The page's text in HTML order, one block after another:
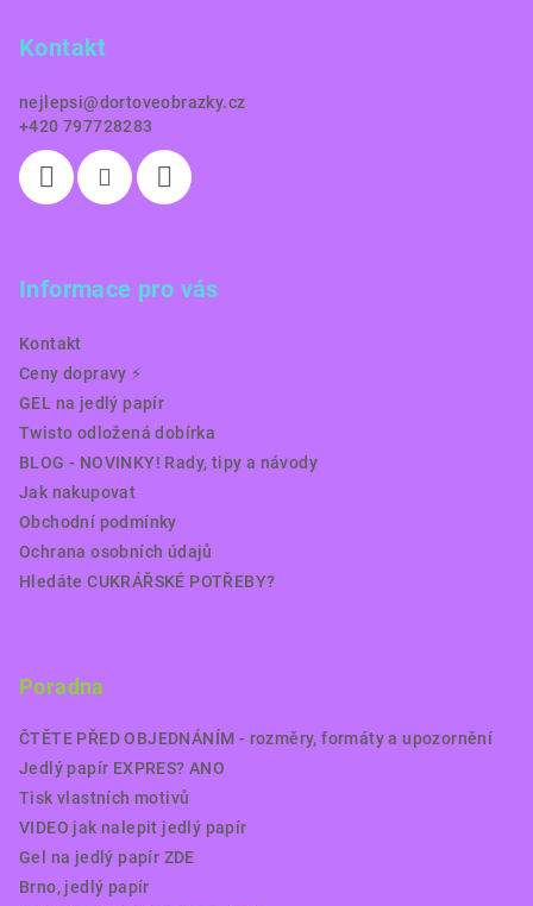
Kontakt
nejlepsi@dortoveobrazky.cz
+420 797728283
Informace pro vás
Kontakt
Ceny dopravy ⚡️
GEL na jedlý papír
Twisto odložená dobírka
BLOG - NOVINKY! Rady, tipy a návody
Jak nakupovat
Obchodní podmínky
Ochrana osobních údajů
Hledáte CUKRÁŘSKÉ POTŘEBY?
Poradna
ČTĚTE PŘED OBJEDNÁNÍM - rozměry, formáty a upozornění
Jedlý papír EXPRES? ANO
Tisk vlastních motivů
VIDEO jak nalepit jedlý papír
Gel na jedlý papír ZDE
Brno, jedlý papír